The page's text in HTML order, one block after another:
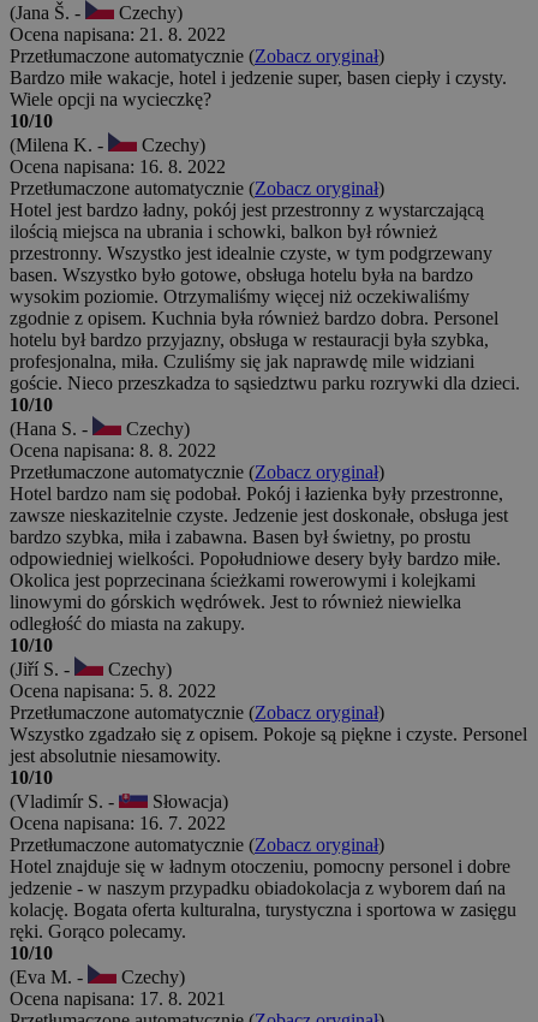
(Jana Š. -
Czechy)
Ocena napisana: 21. 8. 2022
Przetłumaczone automatycznie (Zobacz oryginał)
Bardzo miłe wakacje, hotel i jedzenie super, basen ciepły i czysty.
Wiele opcji na wycieczkę?
10/10
(Milena K. -
Czechy)
Ocena napisana: 16. 8. 2022
Przetłumaczone automatycznie (Zobacz oryginał)
Hotel jest bardzo ładny, pokój jest przestronny z wystarczającą
ilością miejsca na ubrania i schowki, balkon był również
przestronny. Wszystko jest idealnie czyste, w tym podgrzewany
basen. Wszystko było gotowe, obsługa hotelu była na bardzo
wysokim poziomie. Otrzymaliśmy więcej niż oczekiwaliśmy
zgodnie z opisem. Kuchnia była również bardzo dobra. Personel
hotelu był bardzo przyjazny, obsługa w restauracji była szybka,
profesjonalna, miła. Czuliśmy się jak naprawdę mile widziani
goście. Nieco przeszkadza to sąsiedztwu parku rozrywki dla dzieci.
10/10
(Hana S. -
Czechy)
Ocena napisana: 8. 8. 2022
Przetłumaczone automatycznie (Zobacz oryginał)
Hotel bardzo nam się podobał. Pokój i łazienka były przestronne,
zawsze nieskazitelnie czyste. Jedzenie jest doskonałe, obsługa jest
bardzo szybka, miła i zabawna. Basen był świetny, po prostu
odpowiedniej wielkości. Popołudniowe desery były bardzo miłe.
Okolica jest poprzecinana ścieżkami rowerowymi i kolejkami
linowymi do górskich wędrówek. Jest to również niewielka
odległość do miasta na zakupy.
10/10
(Jiří S. -
Czechy)
Ocena napisana: 5. 8. 2022
Przetłumaczone automatycznie (Zobacz oryginał)
Wszystko zgadzało się z opisem. Pokoje są piękne i czyste. Personel
jest absolutnie niesamowity.
10/10
(Vladimír S. -
Słowacja)
Ocena napisana: 16. 7. 2022
Przetłumaczone automatycznie (Zobacz oryginał)
Hotel znajduje się w ładnym otoczeniu, pomocny personel i dobre
jedzenie - w naszym przypadku obiadokolacja z wyborem dań na
kolację. Bogata oferta kulturalna, turystyczna i sportowa w zasięgu
ręki. Gorąco polecamy.
10/10
(Eva M. -
Czechy)
Ocena napisana: 17. 8. 2021